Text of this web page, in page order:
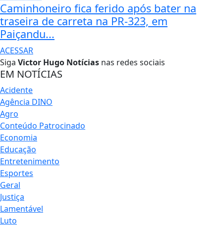
Caminhoneiro fica ferido após bater na
traseira de carreta na PR-323, em
Paiçandu...
ACESSAR
Siga Victor Hugo Notícias nas redes sociais
EM NOTÍCIAS
Acidente
Agência DINO
Agro
Conteúdo Patrocinado
Economia
Educação
Entretenimento
Esportes
Geral
Justiça
Lamentável
Luto